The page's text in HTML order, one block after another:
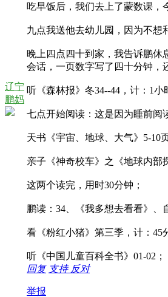
辽宁
鹏妈
吃早饭后，我们去上了蒙数课，
九点我送他去幼儿园，因为不想
晚上四点四十到家，我告诉鹏休
会话，一页数字写了四十分钟，
听《森林报》冬34--44，计：1小
七点开始阅读：这是因为睡前阅
天书《宇宙、地球、大气》5-10
亲子《神奇校车》之《地球内部
这两个读完，用时30分钟；
鹏读：34、《我多想去看看》、
看《粉红小猪》第三季，计：45
听《中国儿童百科全书》01-02；
回复 支持 反对
举报